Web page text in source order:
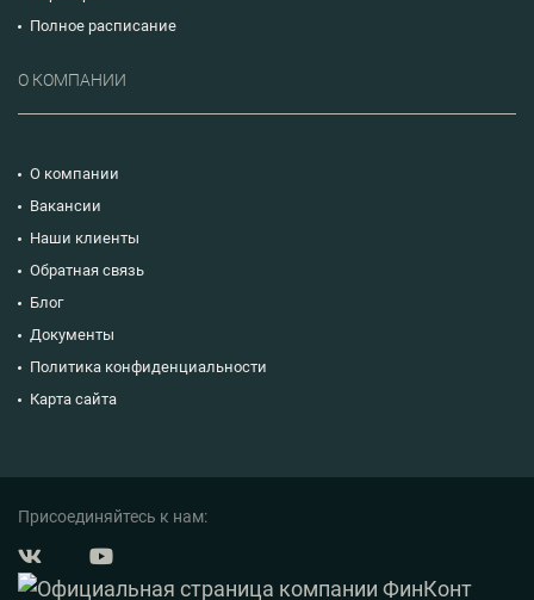
Полное расписание
О КОМПАНИИ
О компании
Вакансии
Наши клиенты
Обратная связь
Блог
Документы
Политика конфиденциальности
Карта сайта
Присоединяйтесь к нам: